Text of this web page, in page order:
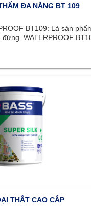
ĐA NĂNG BT 109
BT109: Là sản
WATERPROOF
THẤT CAO CẤP